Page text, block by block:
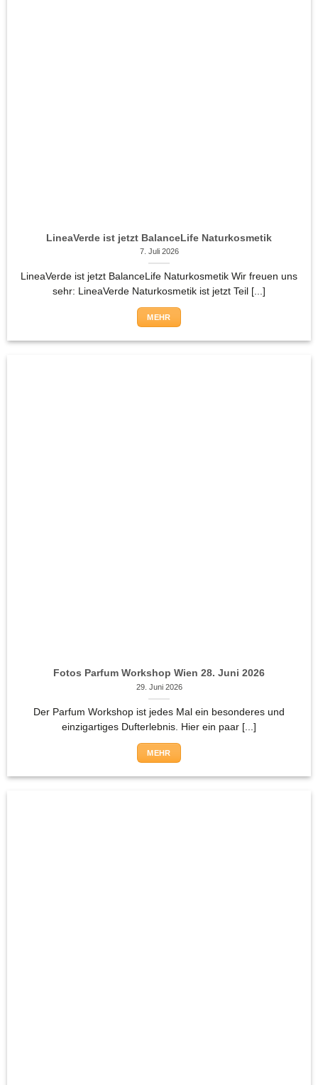
LineaVerde ist jetzt BalanceLife Naturkosmetik
7. Juli 2026
LineaVerde ist jetzt BalanceLife Naturkosmetik Wir freuen uns
sehr: LineaVerde Naturkosmetik ist jetzt Teil [...]
MEHR
Fotos Parfum Workshop Wien 28. Juni 2026
29. Juni 2026
Der Parfum Workshop ist jedes Mal ein besonderes und
einzigartiges Dufterlebnis. Hier ein paar [...]
MEHR